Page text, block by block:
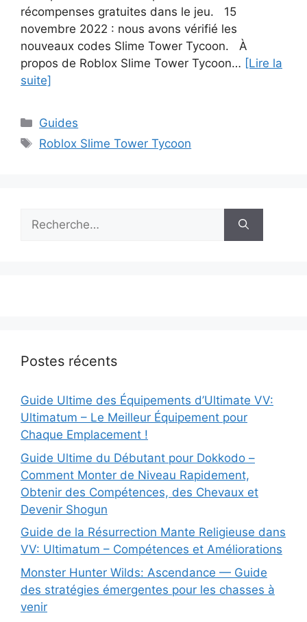
récompenses gratuites dans le jeu. 15
novembre 2022 : nous avons vérifié les
nouveaux codes Slime Tower Tycoon. À
propos de Roblox Slime Tower Tycoon… [Lire la
suite]
Catégories
Guides
Étiquettes
Roblox Slime Tower Tycoon
Rechercher :
Postes récents
Guide Ultime des Équipements d’Ultimate VV:
Ultimatum – Le Meilleur Équipement pour
Chaque Emplacement !
Guide Ultime du Débutant pour Dokkodo –
Comment Monter de Niveau Rapidement,
Obtenir des Compétences, des Chevaux et
Devenir Shogun
Guide de la Résurrection Mante Religieuse dans
VV: Ultimatum – Compétences et Améliorations
Monster Hunter Wilds: Ascendance — Guide
des stratégies émergentes pour les chasses à
venir